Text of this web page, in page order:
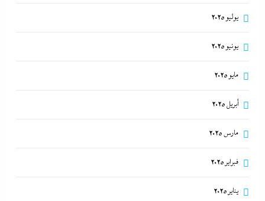
يوليو 2025
يونيو 2025
مايو 2025
أبريل 2025
مارس 2025
فبراير 2025
يناير 2025